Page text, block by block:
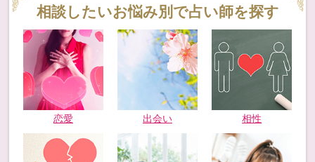
相談したいお悩み別で占い師を探す
恋愛 出会い 相性